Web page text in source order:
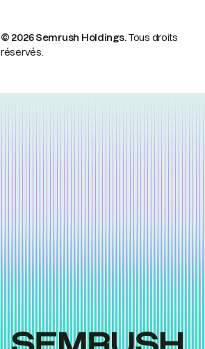
© 2026 Semrush Holdings.Tous droits
réservés.